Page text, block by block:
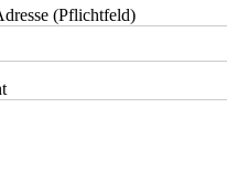
(Pflichtfeld)